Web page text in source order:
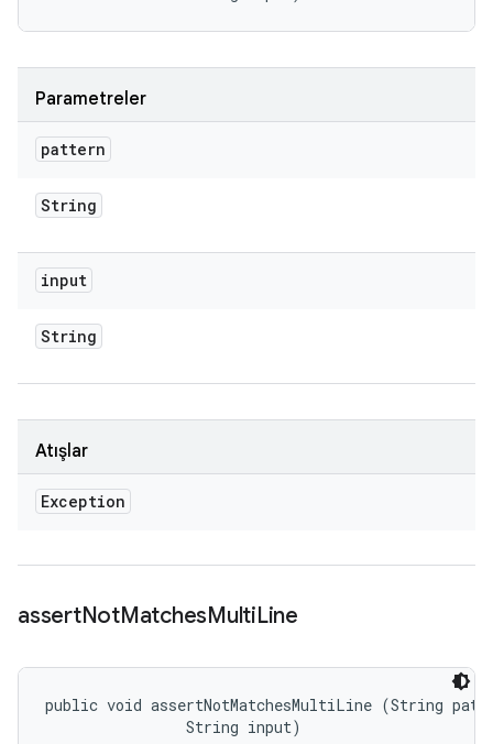
Parametreler
pattern
String
input
String
Atışlar
Exception
assertNotMatchesMultiLine
public void assertNotMatchesMultiLine (String
                String input)